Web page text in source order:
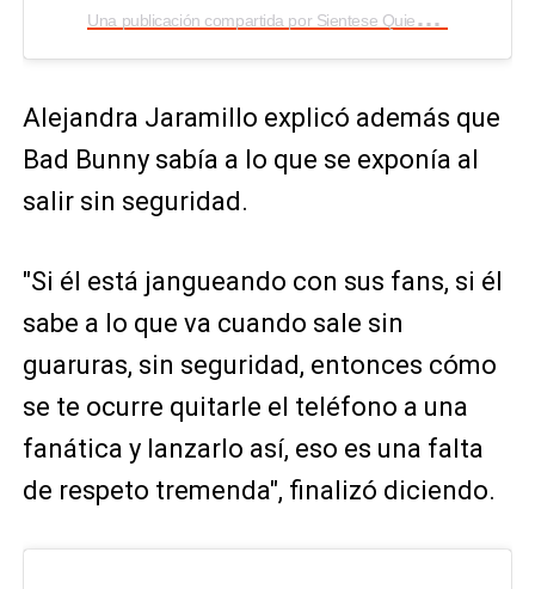
U
na publicación compartida por Sientese Quien Pueda (@sientesequienpueda)
Alejandra Jaramillo explicó además que
Bad Bunny sabía a lo que se exponía al
salir sin seguridad.
"Si él está jangueando con sus fans, si él
sabe a lo que va cuando sale sin
guaruras, sin seguridad, entonces cómo
se te ocurre quitarle el teléfono a una
fanática y lanzarlo así, eso es una falta
de respeto tremenda", finalizó diciendo.